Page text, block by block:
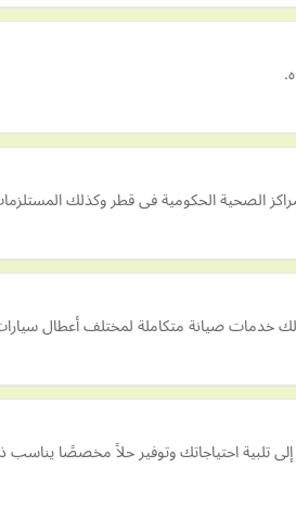
الصحية الحكومية فى قطر وكذلك المستلزمات
خدمات صيانة متكاملة لمختلف أعطال
احتياجاتك وتوفير حلاً مخصصًا يناسب